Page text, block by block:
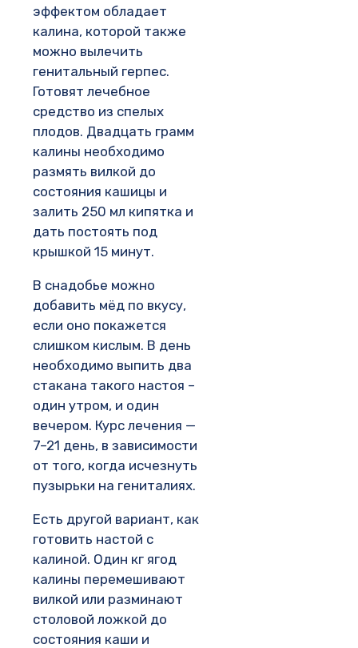
эффектом обладает
калина, которой также
можно вылечить
генитальный герпес.
Готовят лечебное
средство из спелых
плодов. Двадцать грамм
калины необходимо
размять вилкой до
состояния кашицы и
залить 250 мл кипятка и
дать постоять под
крышкой 15 минут.
В снадобье можно
добавить мёд по вкусу,
если оно покажется
слишком кислым. В день
необходимо выпить два
стакана такого настоя –
один утром, и один
вечером. Курс лечения —
7–21 день, в зависимости
от того, когда исчезнуть
пузырьки на гениталиях.
Есть другой вариант, как
готовить настой с
калиной. Один кг ягод
калины перемешивают
вилкой или разминают
столовой ложкой до
состояния каши и